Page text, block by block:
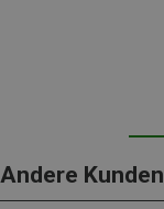
Andere